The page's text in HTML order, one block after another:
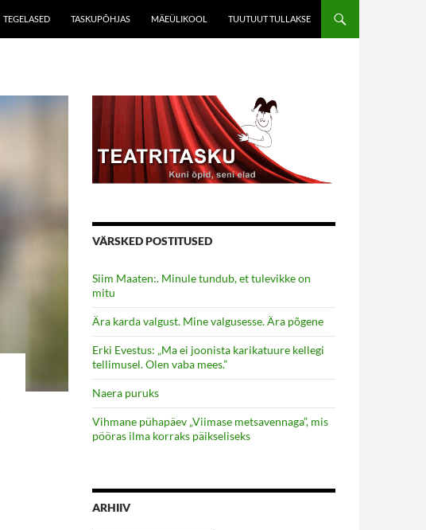
TEGELASED TASKUPÕHJAS MÄEÜLIKOOL TUUTUUT TULLAKSE
VÄRSKED POSTITUSED
Siim Maaten:. Minule tundub, et tulevikke on
mitu
Ära karda valgust. Mine valgusesse. Ära põgene
Erki Evestus: „Ma ei joonista karikatuure kellegi
tellimusel. Olen vaba mees.”
Naera puruks
Vihmane pühapäev „Viimase metsavennaga”, mis
pööras ilma korraks päikseliseks
ARHIIV